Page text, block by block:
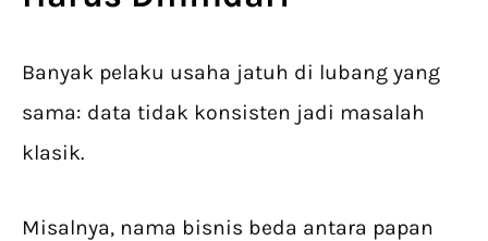
Banyak pelaku usaha jatuh di lubang yang
sama: data tidak konsisten jadi masalah
klasik.
Misalnya, nama bisnis beda antara papan